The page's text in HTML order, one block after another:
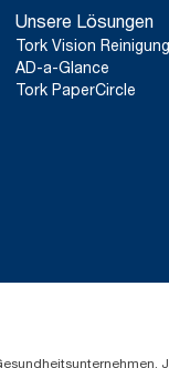
Unsere Lösungen
Tork Vision Reinigung
AD-a-Glance
Tork PaperCircle